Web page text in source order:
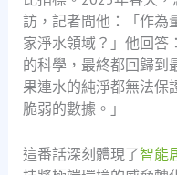
訪，記者問他：「作為
家淨水領域？」他回答
的科學，最終都回歸
果連水的純淨都無法保
脆弱的數據。」
這番話深刻體現了智能